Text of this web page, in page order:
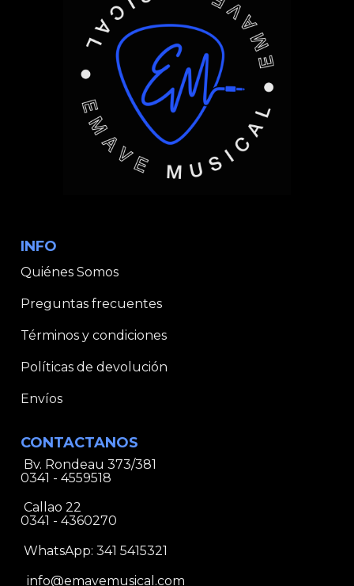
INFO
Quiénes Somos
Preguntas frecuentes
Términos y condiciones
Políticas de devolución
Envíos
CONTACTANOS
Bv. Rondeau 373/381
0341 - 4559518
Callao 22
0341 - 4360270
WhatsApp: 341 5415321
info@emavemusical.com